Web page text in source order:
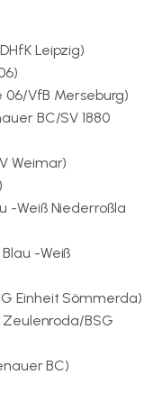
Leipzig)
06/VfB Merseburg)
BC/SV 1880
Weimar)
-Weiß Niederroßla
-Weiß
Einheit Sömmerda)
Zeulenroda/BSG
BC)